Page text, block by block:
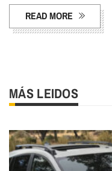
READ MORE
MÁS LEIDOS